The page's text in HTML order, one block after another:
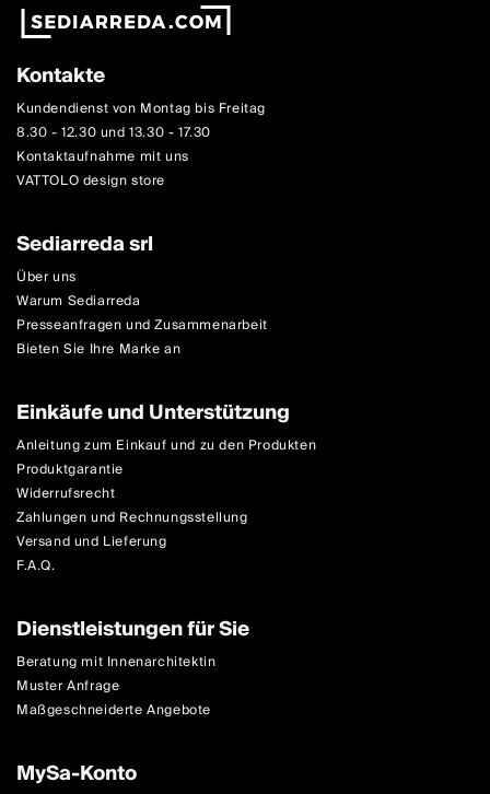
Kontakte
Kundendienst von Montag bis Freitag
8.30 - 12.30 und 13.30 - 17.30
Kontaktaufnahme mit uns
VATTOLO design store
Sediarreda srl
Über uns
Warum Sediarreda
Presseanfragen und Zusammenarbeit
Bieten Sie Ihre Marke an
Einkäufe und Unterstützung
Anleitung zum Einkauf und zu den Produkten
Produktgarantie
Widerrufsrecht
Zahlungen und Rechnungsstellung
Versand und Lieferung
F.A.Q.
Dienstleistungen für Sie
Beratung mit Innenarchitektin
Muster Anfrage
Maßgeschneiderte Angebote
MySa-Konto